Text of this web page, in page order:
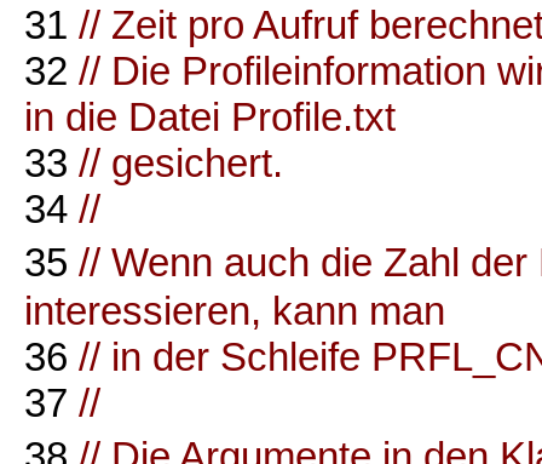
31 // Zeit pro Aufruf
32 // Die Profileinformation
in die Datei Profile.txt
33 // gesichert.
34 //
35 // Wenn auch die Zahl
interessieren, kann man
36 // in der Schleife
37 //